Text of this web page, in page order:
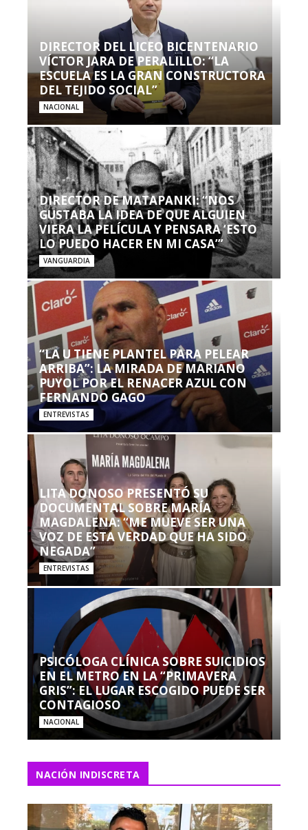
DIRECTOR DEL LICEO BICENTENARIO
VÍCTOR JARA DE PERALILLO: “LA
ESCUELA ES LA GRAN CONSTRUCTORA
DEL TEJIDO SOCIAL”
NACIONAL
DIRECTOR DE MATAPANKI: “NOS
GUSTABA LA IDEA DE QUE ALGUIEN
VIERA LA PELÍCULA Y PENSARA ‘ESTO
LO PUEDO HACER EN MI CASA’”
VANGUARDIA
“LA U TIENE PLANTEL PARA PELEAR
ARRIBA”: LA MIRADA DE MARIANO
PUYOL POR EL RENACER AZUL CON
FERNANDO GAGO
ENTREVISTAS
LITA DONOSO PRESENTÓ SU
DOCUMENTAL SOBRE MARÍA
MAGDALENA: “ME MUEVE SER UNA
VOZ DE ESTA VERDAD QUE HA SIDO
NEGADA”
ENTREVISTAS
PSICÓLOGA CLÍNICA SOBRE SUICIDIOS
EN EL METRO EN LA “PRIMAVERA
GRIS”: EL LUGAR ESCOGIDO PUEDE SER
CONTAGIOSO
NACIONAL
NACIÓN INDISCRETA